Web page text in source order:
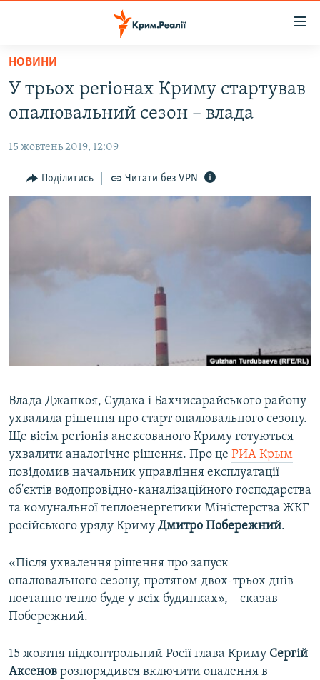
Перейти
основного
матеріалу
до
навігації
Перейти
ВОДА.КРИМ
ПОЛІТИКА
БЛОГИ
ПОГЛЯД
СПЕЦПРОЕКТИ
Qırımtatar
ДОЛУЧАЙСЯ!
Усі сайти RFE/RL
НОВИНИ
У трьох регіонах Криму стартував
опалювальний сезон – влада
15 жовтень 2019, 12:09
Поділитись Читати без VPN
Влада Джанкоя, Судака і Бахчисарайського району
ухвалила рішення про старт опалювального сезону.
Ще вісім регіонів анексованого Криму готуються
ухвалити аналогічне рішення. Про це РИА Крым
повідомив начальник управління експлуатації
об'єктів водопровідно-каналізаційного господарства
та комунальної теплоенергетики Міністерства ЖКГ
російського уряду Криму Дмитро Побережний.
«Після ухвалення рішення про запуск
опалювального сезону, протягом двох-трьох днів
поетапно тепло буде у всіх будинках», – сказав
Побережний.
15 жовтня підконтрольний Росії глава Криму Сергій
Аксенов розпорядився включити опалення в